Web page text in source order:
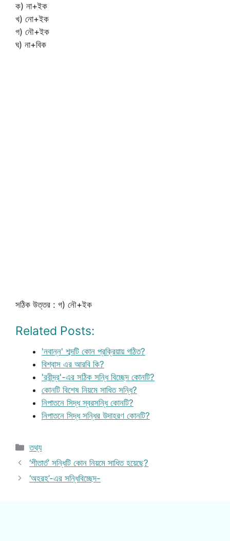
ক) না+ইক
খ) নো+ইক
গ) নৌ+ইক
ঘ) না+বিক
সঠিক উত্তর : গ) নৌ+ইক
Related Posts:
'নবান্ন' শব্দটি কোন প্রক্রিয়ায় গঠিত?
বিশ্বাস এর আরবি কি?
'রবীন্দ্র'-এর সঠিক সন্ধি বিচ্ছেদ কোনটি?
কোনটি বিশেষ নিয়মে সাধিত সন্ধি?
নিপাতনে সিদ্ধ স্বরসন্ধি কোনটি?
নিপাতনে সিদ্ধ সন্ধির উদাহরণ কোনটি?
Categories
তথ্য
‘শীতার্ত’ সন্ধিটি কোন নিয়মে সাধিত হয়েছে?
‘অহরহ’-এর সন্ধিবিচ্ছেদ-